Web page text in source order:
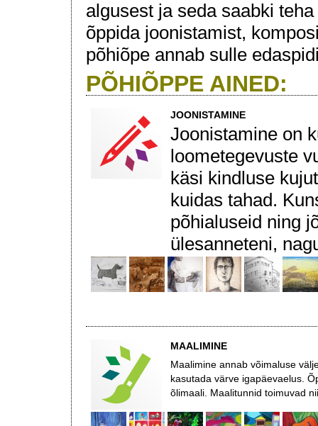
algusest ja seda saabki
õppida joonistamist,
põhiõpe annab sulle
PÕHIÕPPE AINED:
JOONISTAMINE
Joonistamine on
loometegevuste
käsi kindluse
kuidas tahad.
põhialuseid ning
ülesanneteni,
MAALIMINE
Maalimine annab võimaluse
kasutada värve igapäevaelus.
õlimaali. Maalitunnid toimuvad